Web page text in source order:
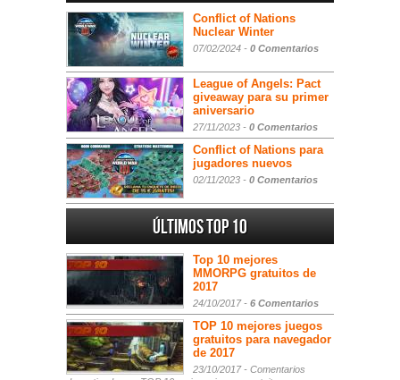
Conflict of Nations
Nuclear Winter
07/02/2024 - 0 Comentarios
League of Angels: Pact
giveaway para su primer
aniversario
27/11/2023 - 0 Comentarios
Conflict of Nations para
jugadores nuevos
02/11/2023 - 0 Comentarios
Últimos Top 10
Top 10 mejores
MMORPG gratuitos de
2017
24/10/2017 - 6 Comentarios
TOP 10 mejores juegos
gratuitos para navegador
de 2017
23/10/2017 - Comentarios